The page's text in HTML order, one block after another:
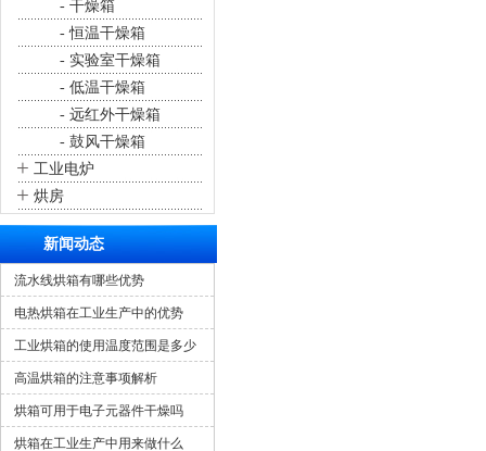
- 干燥箱
- 恒温干燥箱
- 实验室干燥箱
- 低温干燥箱
- 远红外干燥箱
- 鼓风干燥箱
+ 工业电炉
+ 烘房
新闻动态
流水线烘箱有哪些优势
电热烘箱在工业生产中的优势
工业烘箱的使用温度范围是多少
高温烘箱的注意事项解析
烘箱可用于电子元器件干燥吗
烘箱在工业生产中用来做什么